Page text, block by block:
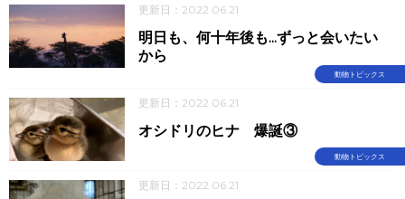
更新日：2022.06.21
動物トピックス
明日も、何十年後も...ずっと会いたい
から
更新日：2022.06.21
動物トピックス
オシドリのヒナ 爆誕③
更新日：2022.06.21